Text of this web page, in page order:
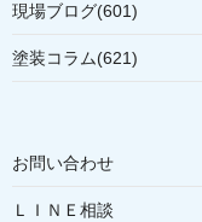
現場ブログ(601)
塗装コラム(621)
お問い合わせ
ＬＩＮＥ相談